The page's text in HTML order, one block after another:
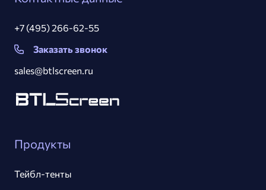
+7 (495) 266-62-55
Заказать звонок
sales@btlscreen.ru
Продукты
Тейбл-тенты